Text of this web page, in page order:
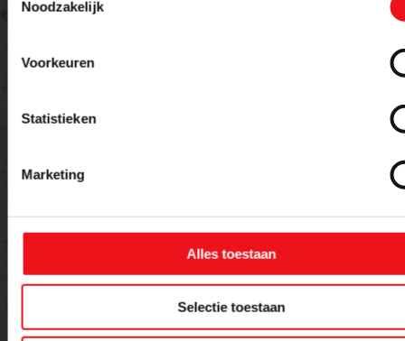
Noodzakelijk
Voorkeuren
Statistieken
Marketing
Alles toestaan
Selectie toestaan